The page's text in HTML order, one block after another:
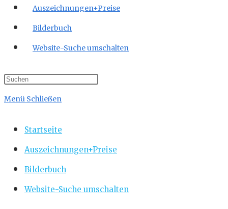
Auszeichnungen+Preise
Bilderbuch
Website-Suche umschalten
Menü Schließen
Startseite
Auszeichnungen+Preise
Bilderbuch
Website-Suche umschalten